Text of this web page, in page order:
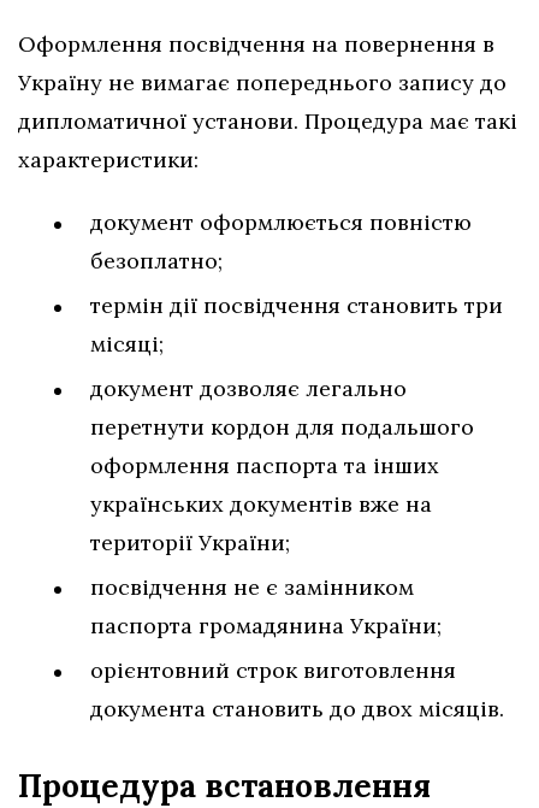
Оформлення посвідчення на повернення в
Україну не вимагає попереднього запису до
дипломатичної установи. Процедура має такі
характеристики:
документ оформлюється повністю
безоплатно;
термін дії посвідчення становить три
місяці;
документ дозволяє легально
перетнути кордон для подальшого
оформлення паспорта та інших
українських документів вже на
території України;
посвідчення не є замінником
паспорта громадянина України;
орієнтовний строк виготовлення
документа становить до двох місяців.
Процедура встановлення